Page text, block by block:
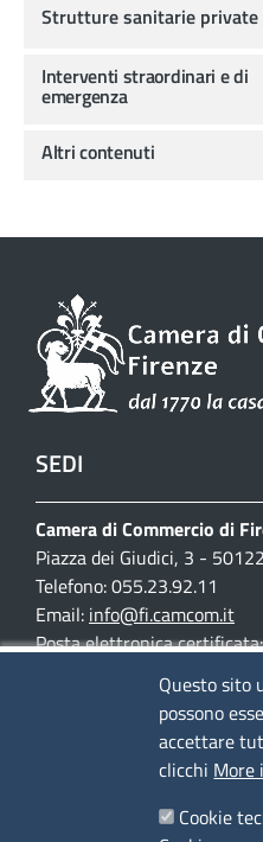
Strutture sanitarie private
Interventi straordinari e di
emergenza
Altri contenuti
SEDI
Camera di Commercio di
Piazza dei Giudici, 3 -
Telefono: 055.23.92.11
Email: info@fi.camcom.it
Posta elettronica certificata:
Partita IVA 03097420487
Codice fiscale 80002690487
Questo sito
possono
accettare
clicchi More
Cookie